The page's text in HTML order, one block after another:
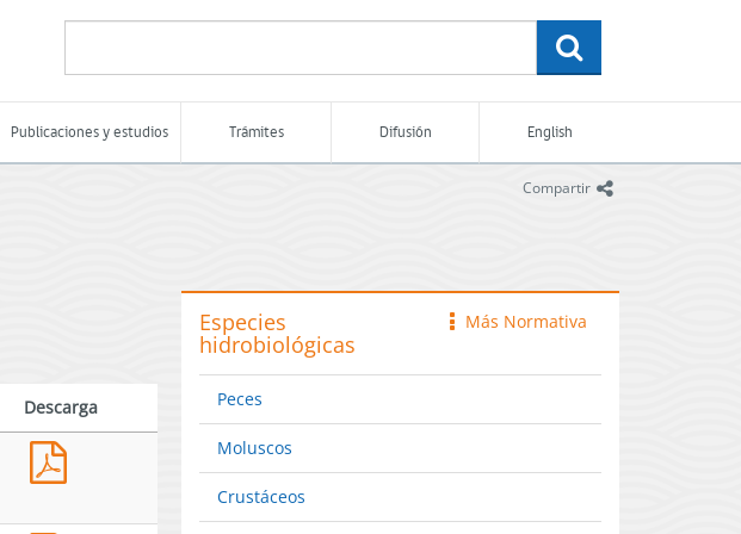
Publicaciones y estudios Trámites Difusión English
Compartir icono
Descarga
1729-
icono
Más Normativa
Especies
hidrobiológicas
Peces
Moluscos
Crustáceos